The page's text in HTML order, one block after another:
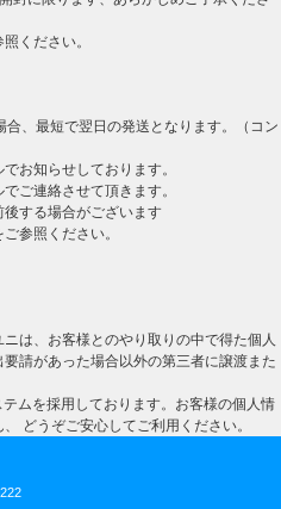
ください。
、最短で翌日の発送となります。（コン
お知らせしております。
ご連絡させて頂きます。
する場合がございます
ご参照ください。
は、お客様とのやり取りの中で得た個人
請があった場合以外の第三者に譲渡また
ムを採用しております。お客様の個人情
どうぞご安心してご利用ください。